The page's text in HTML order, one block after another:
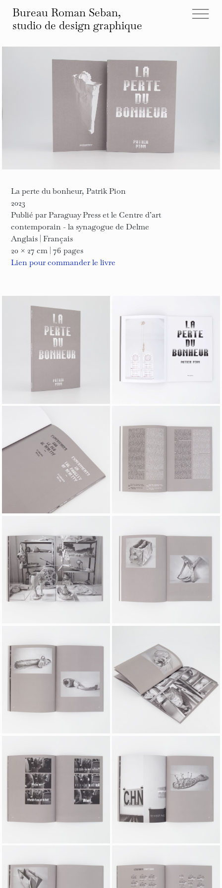
Bureau Roman Seban,
studio de design graphique
tous les projets
éditions
identités
affiches
typographies
autre
infos et contact
La perte du bonheur, Patrik Pion
2023
Publié par Paraguay Press et le Centre d’art
contemporain - la synagogue de Delme
Anglais | Français
20 × 27 cm | 76 pages
Lien pour commander le livre